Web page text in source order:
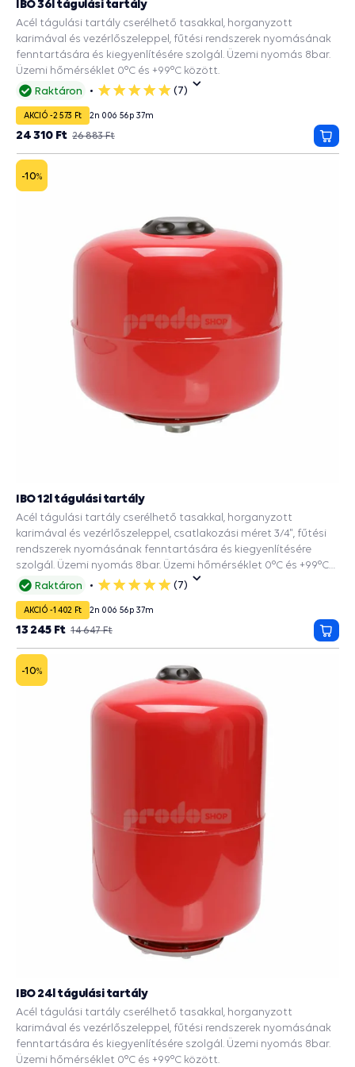
Raktáron
5
(7)
IBO 36l tágulási tartály
Acél tágulási tartály cserélhető tasakkal, horganyzott
karimával és vezérlőszeleppel, fűtési rendszerek nyomásának
fenntartására és kiegyenlítésére szolgál. Üzemi nyomás 8bar.
Üzemi hőmérséklet 0°C és +99°C között.
AKCIÓ -2 573 Ft 2n 00ó 56p 36m
26 883 Ft
24 310 Ft
-10%
Raktáron
5
(7)
IBO 12l tágulási tartály
Acél tágulási tartály cserélhető tasakkal, horganyzott
karimával és vezérlőszeleppel, csatlakozási méret 3/4", fűtési
rendszerek nyomásának fenntartására és kiegyenlítésére
szolgál. Üzemi nyomás 8bar. Üzemi hőmérséklet 0°C és +99°C
között.
AKCIÓ -1 402 Ft 2n 00ó 56p 36m
14 647 Ft
13 245 Ft
-10%
IBO 24l tágulási tartály
Acél tágulási tartály cserélhető tasakkal, horganyzott
karimával és vezérlőszeleppel, fűtési rendszerek nyomásának
fenntartására és kiegyenlítésére szolgál. Üzemi nyomás 8bar.
Üzemi hőmérséklet 0°C és +99°C között.